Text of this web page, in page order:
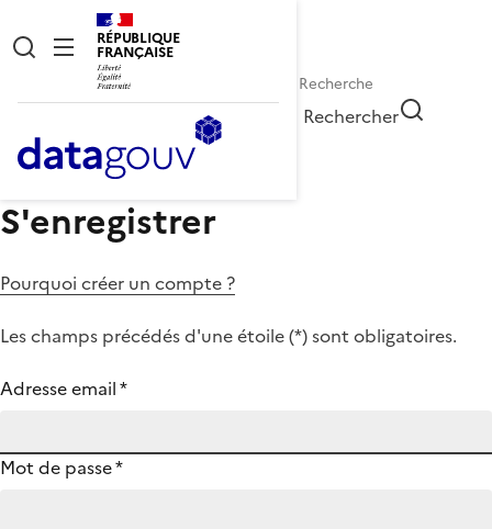
RÉPUBLIQUE
FRANÇAISE
Rechercher
S'enregistrer
Pourquoi créer un compte ?
Les champs précédés d'une étoile (*) sont obligatoires.
Adresse email*
Mot de passe*